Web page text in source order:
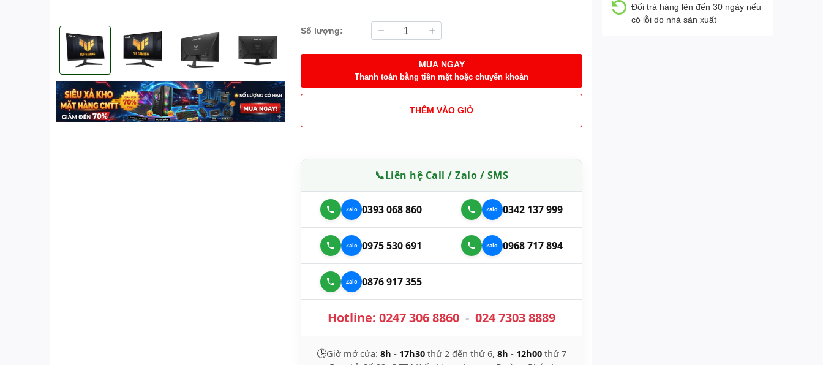
Số lượng:
MUA NGAY
Thanh toán bằng tiền mặt hoặc chuyển khoản
THÊM VÀO GIỎ
📞Liên hệ Call / Zalo / SMS
0393 068 860 0342 137 999
0975 530 691 0968 717 894
0876 917 355
Hotline:0247 306 8860 - 024 7303 8889
🕒Giờ mở cửa:8h - 17h30 thứ 2 đến thứ 6,8h - 12h00 thứ 7
Đổi trả hàng lên đến 30 ngày nếu
có lỗi do nhà sản xuất